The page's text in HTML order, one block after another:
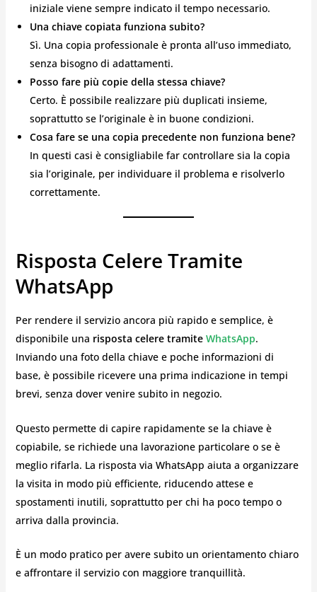
iniziale viene sempre indicato il tempo necessario.
Una chiave copiata funziona subito?
Sì. Una copia professionale è pronta all’uso immediato,
senza bisogno di adattamenti.
Posso fare più copie della stessa chiave?
Certo. È possibile realizzare più duplicati insieme,
soprattutto se l’originale è in buone condizioni.
Cosa fare se una copia precedente non funziona bene?
In questi casi è consigliabile far controllare sia la copia
sia l’originale, per individuare il problema e risolverlo
correttamente.
Risposta Celere Tramite
WhatsApp
Per rendere il servizio ancora più rapido e semplice, è
disponibile una risposta celere tramite WhatsApp.
Inviando una foto della chiave e poche informazioni di
base, è possibile ricevere una prima indicazione in tempi
brevi, senza dover venire subito in negozio.
Questo permette di capire rapidamente se la chiave è
copiabile, se richiede una lavorazione particolare o se è
meglio rifarla. La risposta via WhatsApp aiuta a organizzare
la visita in modo più efficiente, riducendo attese e
spostamenti inutili, soprattutto per chi ha poco tempo o
arriva dalla provincia.
È un modo pratico per avere subito un orientamento chiaro
e affrontare il servizio con maggiore tranquillità.